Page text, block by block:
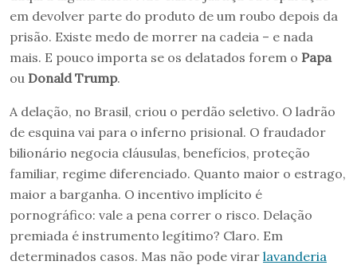
em devolver parte do produto de um roubo depois da
prisão. Existe medo de morrer na cadeia – e nada
mais. E pouco importa se os delatados forem o Papa
ou Donald Trump.
A delação, no Brasil, criou o perdão seletivo. O ladrão
de esquina vai para o inferno prisional. O fraudador
bilionário negocia cláusulas, benefícios, proteção
familiar, regime diferenciado. Quanto maior o estrago,
maior a barganha. O incentivo implícito é
pornográfico: vale a pena correr o risco. Delação
premiada é instrumento legítimo? Claro. Em
determinados casos. Mas não pode virar lavanderia